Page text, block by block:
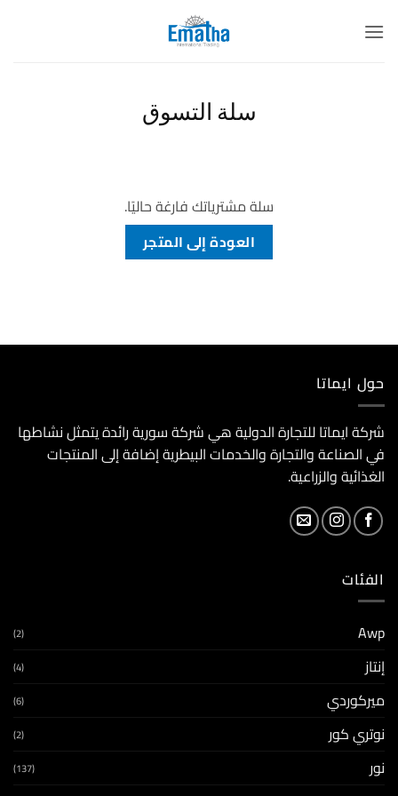
للمحتوى
سلة التسوق
سلة مشترياتك فارغة حاليًا.
العودة إلى المتجر
حول ايماتا
شركة ايماتا للتجارة الدولية هي شركة سورية رائدة يتمثل نشاطها
في الصناعة والتجارة والخدمات البيطرية إضافة إلى المنتجات
الغذائية والزراعية.
الفئات
Awp
(2)
إنتاز (4)
ميركوردي (6)
نوتري كور (2)
نور (137)